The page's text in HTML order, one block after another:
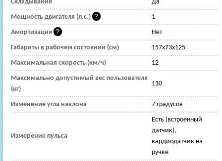
Складывание Да
Мощность двигателя (л.с.) 1
Амортизация Нет
Габариты в рабочем состоянии (см) 157x73x125
Максимальная скорость (км/ч) 12
Максимально допустимый вес пользователя
(кг)
110
Изменение угла наклона 7 градусов
Измерение пульса
Есть (встроенный
датчик),
кардиодатчик на
ручке